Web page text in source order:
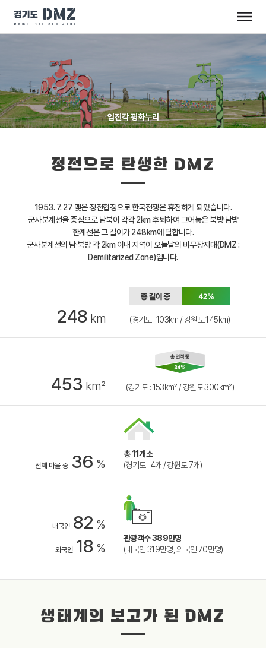
임진각 평화누리
정전으로 탄생한 DMZ
1953. 7. 27 맺은 정전협정으로 한국전쟁은 휴전하게 되었습니다.
군사분계선을 중심으로 남북이 각각 2km 후퇴하여 그어놓은 북방·남방
한계선은 그 길이가 248km에 달합니다.
군사분계선의 남·북방 각 2km 이내 지역이 오늘날의 비무장지대(DMZ :
Demilitarized Zone)입니다.
248 km (경기도 : 103km / 강원도 145km)
453 km² (경기도 : 153km² / 강원도 300km²)
전체 마을 중 36 %
총 11개소
(경기도 : 4개 / 강원도 7개)
내국인 82 %
외국인 18 %
관광객수 389만명
(내국인 319만명, 외국인 70만명)
생태계의 보고가 된 DMZ